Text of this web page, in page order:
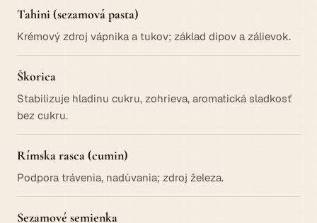
Tahini (sezamová pasta)
Krémový zdroj vápnika a tukov; základ dipov a zálievok.
Škorica
Stabilizuje hladinu cukru, zohrieva, aromatická sladkosť
bez cukru.
Rímska rasca (cumin)
Podpora trávenia, nadúvania; zdroj železa.
Sezamové semienka